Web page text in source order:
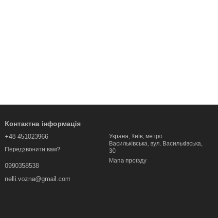
Контактна інформація
+48 451023966
Передзвонити вам?
0990358538
nelli.vozna@gmail.com
Украна, Київ, метро
Васильківська, вул. Васильківська,
30
Мапа проїзду